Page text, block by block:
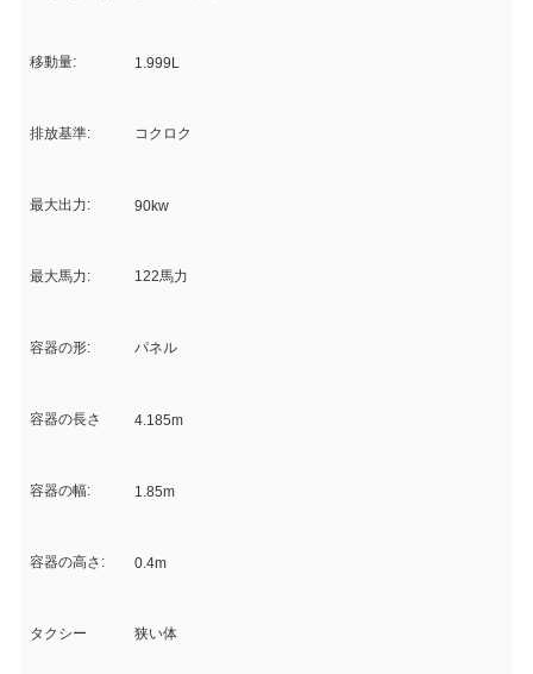
移動量: 1.999L
排放基準: コクロク
最大出力: 90kw
最大馬力: 122馬力
容器の形: パネル
容器の長さ 4.185m
容器の幅: 1.85m
容器の高さ: 0.4m
タクシー 狭い体